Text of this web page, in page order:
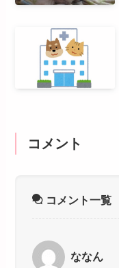
コメント
コメント一覧
ななん